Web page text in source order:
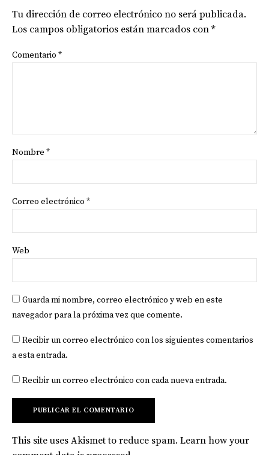
Tu dirección de correo electrónico no será publicada.
Los campos obligatorios están marcados con *
Comentario *
Nombre *
Correo electrónico *
Web
Guarda mi nombre, correo electrónico y web en este
navegador para la próxima vez que comente.
Recibir un correo electrónico con los siguientes comentarios
a esta entrada.
Recibir un correo electrónico con cada nueva entrada.
This site uses Akismet to reduce spam. Learn how your